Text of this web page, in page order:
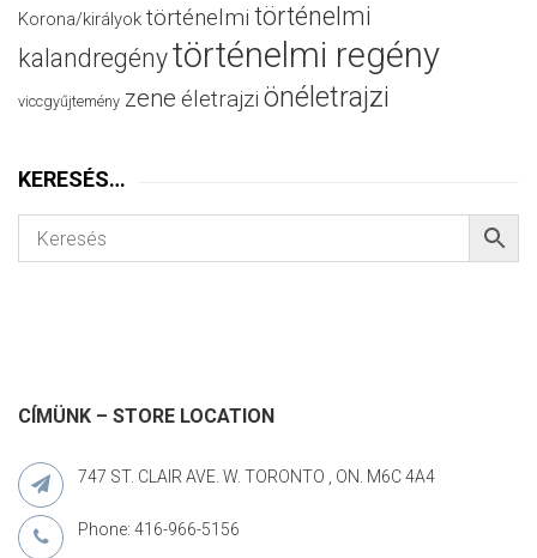
Korona/királyok történelmi történelmi
kalandregénytörténelmi regény
viccgyűjtemény zene életrajzi önéletrajzi
KERESÉS…
CÍMÜNK – STORE LOCATION
747 ST. CLAIR AVE. W. TORONTO , ON. M6C 4A4
Phone: 416-966-5156